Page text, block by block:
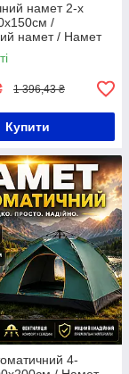
намет 2-х
/
намет / Намет
1 396,43 ₴
Купити
4-